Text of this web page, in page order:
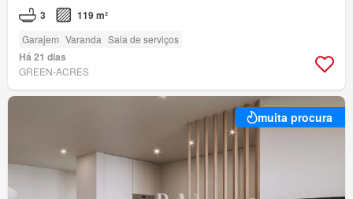
3 119 m²
Garajem Varanda Sala de serviços
Há 21 dias
GREEN-ACRES
muita procura